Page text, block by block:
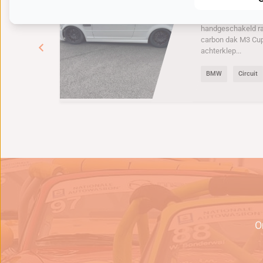
handgeschakeld
carbon dak M3
achterklep...
BMW Circuit